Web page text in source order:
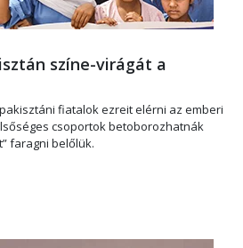
színe-virágát a
fiatalok ezreit elérni az emberi
csoportok betoborozhatnák
faragni belőlük.